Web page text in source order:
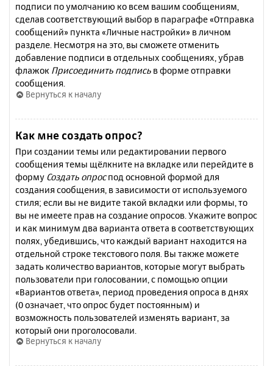
подписи по умолчанию ко всем вашим сообщениям,
сделав соответствующий выбор в параграфе «Отправка
сообщений» пункта «Личные настройки» в личном
разделе. Несмотря на это, вы сможете отменить
добавление подписи в отдельных сообщениях, убрав
флажок Присоединить подпись в форме отправки
сообщения.
Вернуться к началу
Как мне создать опрос?
При создании темы или редактировании первого
сообщения темы щёлкните на вкладке или перейдите в
форму Создать опроспод основной формой для
создания сообщения, в зависимости от используемого
стиля; если вы не видите такой вкладки или формы, то
вы не имеете прав на создание опросов. Укажите вопрос
и как минимум два варианта ответа в соответствующих
полях, убедившись, что каждый вариант находится на
отдельной строке текстового поля. Вы также можете
задать количество вариантов, которые могут выбрать
пользователи при голосовании, с помощью опции
«Вариантов ответа», период проведения опроса в днях
(0 означает, что опрос будет постоянным) и
возможность пользователей изменять вариант, за
который они проголосовали.
Вернуться к началу